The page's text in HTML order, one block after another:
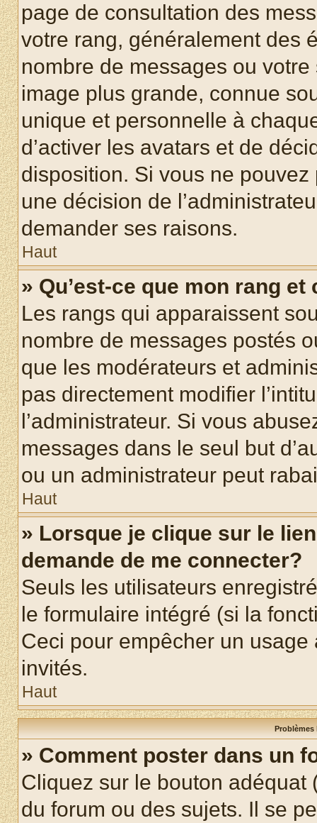
page de consultation des
votre rang, généralement des
nombre de messages ou
image plus grande, connue
unique et personnelle à
d’activer les avatars et de
disposition. Si vous ne pouvez
une décision de
demander ses raisons.
Haut
» Qu’est-ce que mon rang
Les rangs qui apparaissent
nombre de messages postés
que les modérateurs et
pas directement modifier
l’administrateur. Si vous
messages dans le seul but
ou un administrateur peut
Haut
» Lorsque je clique sur le
demande de me connecter?
Seuls les utilisateurs
le formulaire intégré (si la
Ceci pour empêcher un
invités.
Haut
Problèmes
» Comment poster dans un
Cliquez sur le bouton
du forum ou des sujets. Il se